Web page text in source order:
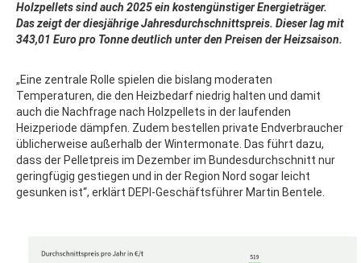
Holzpellets sind auch 2025 ein kostengünstiger Energieträger.
Das zeigt der diesjährige Jahresdurchschnittspreis. Dieser lag mit
343,01 Euro pro Tonne deutlich unter den Preisen der Heizsaison.
„Eine zentrale Rolle spielen die bislang moderaten
Temperaturen, die den Heizbedarf niedrig halten und damit
auch die Nachfrage nach Holzpellets in der laufenden
Heizperiode dämpfen. Zudem bestellen private Endverbraucher
üblicherweise außerhalb der Wintermonate. Das führt dazu,
dass der Pelletpreis im Dezember im Bundesdurchschnitt nur
geringfügig gestiegen und in der Region Nord sogar leicht
gesunken ist“, erklärt DEPI-Geschäftsführer Martin Bentele.